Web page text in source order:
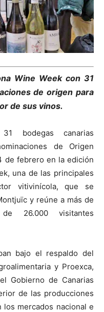
Wine Week con 31
de origen para
de sus vinos.
bodegas canarias
de Origen
de febrero en la edición
una de las principales
vitivinícola, que se
y reúne a más de
26.000 visitantes
bajo el respaldo del
y Proexca,
Gobierno de Canarias
de las producciones
mercados nacional e